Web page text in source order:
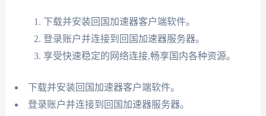
下载并安装回国加速器客户端软件。
登录账户并连接到回国加速器服务器。
享受快速稳定的网络连接,畅享国内各种资源。
下载并安装回国加速器客户端软件。
登录账户并连接到回国加速器服务器。